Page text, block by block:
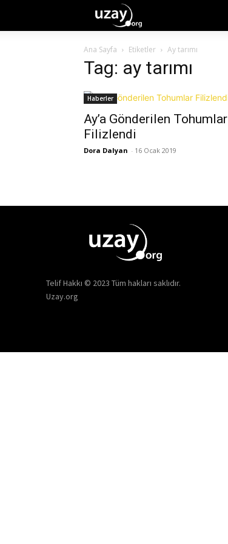
Ana Sayfa Etiketler Ay tarımı
Tag: ay tarımı
Haberler
Ay’a Gönderilen Tohumlar
Filizlendi
Dora Dalyan - 16 Ocak 2019
Telif Hakkı © 2023 Tüm hakları saklıdır.
Uzay.org